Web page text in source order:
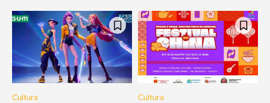
Cultura Cultura